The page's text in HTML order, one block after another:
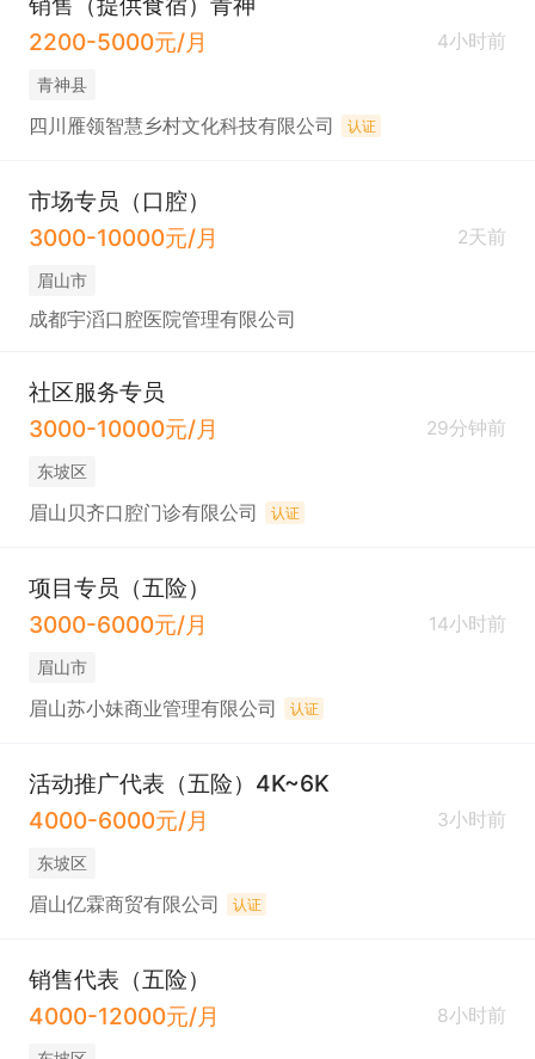
2200-5000元/月
4小时前
青神县
四川雁领智慧乡村文化科技有限公司 认证
市场专员（口腔）
3000-10000元/月
2天前
眉山市
成都宇滔口腔医院管理有限公司
社区服务专员
3000-10000元/月
29分钟前
东坡区
眉山贝齐口腔门诊有限公司 认证
项目专员（五险）
3000-6000元/月
14小时前
眉山市
眉山苏小妹商业管理有限公司 认证
活动推广代表（五险）4K~6K
4000-6000元/月
3小时前
东坡区
眉山亿霖商贸有限公司 认证
销售代表（五险）
4000-12000元/月
8小时前